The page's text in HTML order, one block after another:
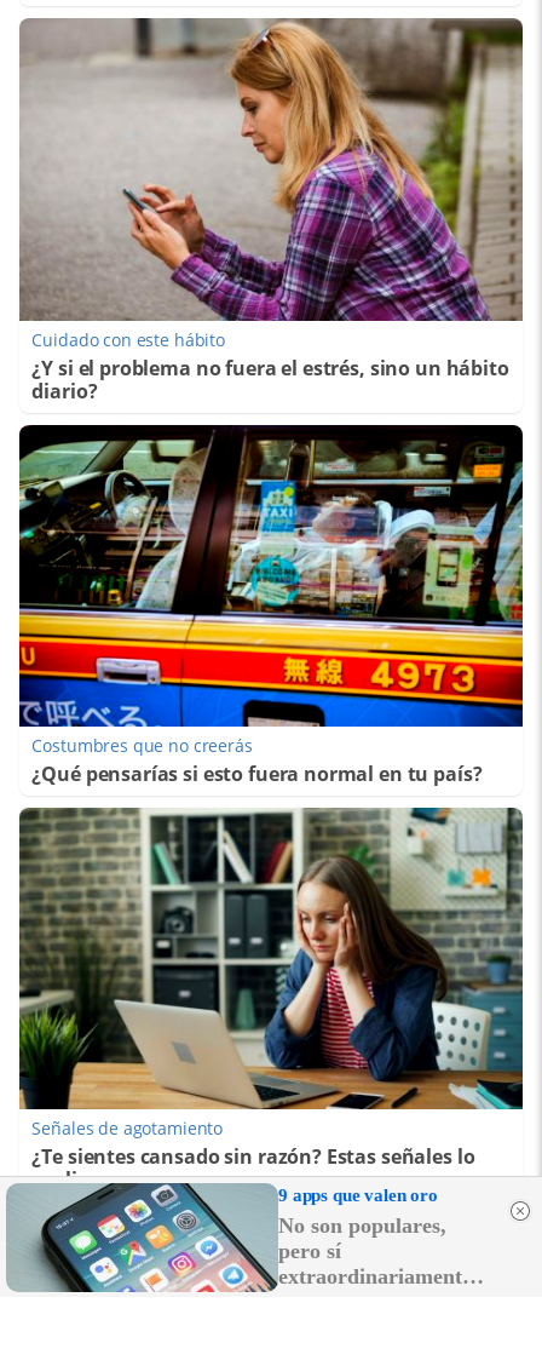
Cuidado con este hábito
¿Y si el problema no fuera el estrés, sino un hábito
diario?
Costumbres que no creerás
¿Qué pensarías si esto fuera normal en tu país?
Señales de agotamiento
¿Te sientes cansado sin razón? Estas señales lo
explican
9 apps que valen oro
No son populares,
pero sí
extraordinariamente